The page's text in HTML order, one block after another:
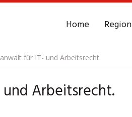
Home Region
für IT- und Arbeitsrecht.
und Arbeitsrecht.